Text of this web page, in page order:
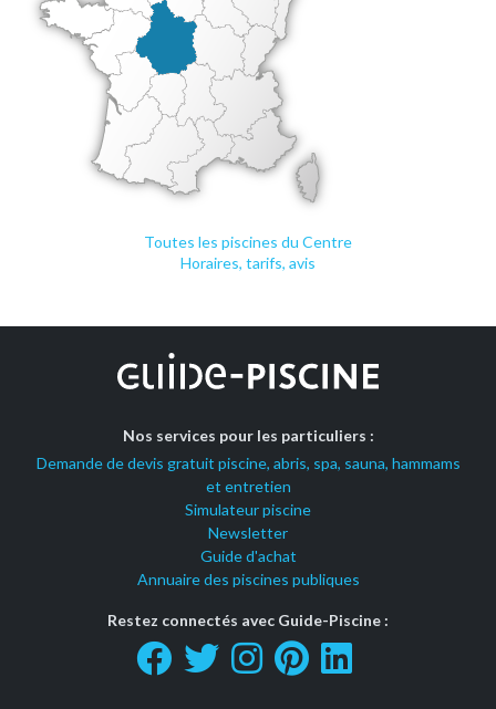
Toutes les piscines du Centre
Horaires, tarifs, avis
Nos services pour les particuliers :
Demande de devis gratuit piscine, abris, spa, sauna, hammams
et entretien
Simulateur piscine
Newsletter
Guide d'achat
Annuaire des piscines publiques
Restez connectés avec Guide-Piscine :